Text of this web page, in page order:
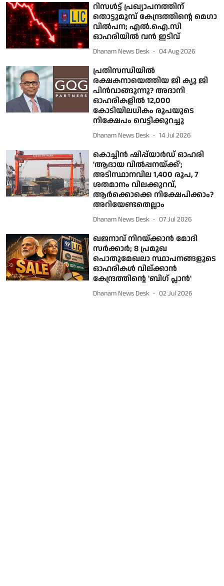
റിസൾട്ട് പ്രഖ്യാപനത്തിന്
തൊട്ടുമുമ്പ് കേന്ദ്രത്തിന്റെ മെഗാ
വിൽപന; എൽ.ഐ.സി
ഓഹരിയിൽ വൻ ഇടിവ്
Dhanam News Desk 04 Aug 2026
പ്രതിസന്ധിയില്‍
രക്ഷകനായെത്തിയ ജി ക്യു ജി
പിന്‍വാങ്ങുന്നു? അദാനി
ഓഹരികളില്‍ 12,000
കോടിയിലധികം രൂപയുടെ
നിക്ഷേപം വെട്ടിക്കുറച്ചു
Dhanam News Desk 14 Jul 2026
കൊച്ചിന്‍ ഷിപ്പ്‌യാര്‍ഡ്‌ ഓഹരി
'ആദായ വില്‍പ്പനയ്ക്ക്';
അടിസ്ഥാനവില 1,400 രൂപ, 7
ശതമാനം വിലക്കുറവ്,
ആര്‍ക്കൊക്കെ നിക്ഷേപിക്കാം?
അറിയേണ്ടതെല്ലാം
Dhanam News Desk 07 Jul 2026
ഖജനാവ് നിറയ്ക്കാന്‍ മോദി
സര്‍ക്കാര്‍; 8 പ്രമുഖ
പൊതുമേഖലാ സ്ഥാപനങ്ങളുടെ
ഓഹരികള്‍ വില്ക്കാന്‍
കേന്ദ്രത്തിന്റെ 'ബിഗ് പ്ലാന്‍'
Dhanam News Desk 02 Jul 2026